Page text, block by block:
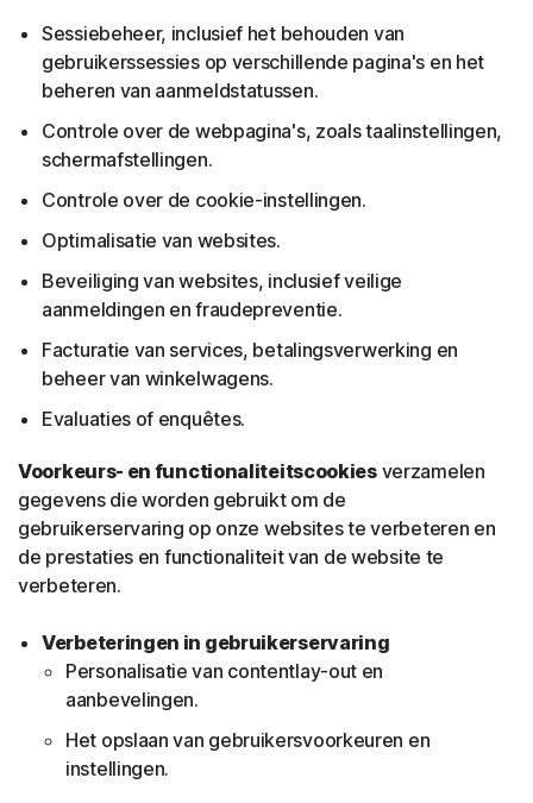
Sessiebeheer, inclusief het behouden van
gebruikerssessies op verschillende pagina's en het
beheren van aanmeldstatussen.
Controle over de webpagina's, zoals taalinstellingen,
schermafstellingen.
Controle over de cookie-instellingen.
Optimalisatie van websites.
Beveiliging van websites, inclusief veilige
aanmeldingen en fraudepreventie.
Facturatie van services, betalingsverwerking en
beheer van winkelwagens.
Evaluaties of enquêtes.
Voorkeurs- en functionaliteitscookiesverzamelen
gegevens die worden gebruikt om de
gebruikerservaring op onze websites te verbeteren en
de prestaties en functionaliteit van de website te
verbeteren.
Verbeteringen in gebruikerservaring
Personalisatie van contentlay-out en
aanbevelingen.
Het opslaan van gebruikersvoorkeuren en
instellingen.